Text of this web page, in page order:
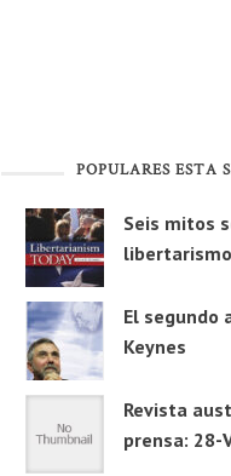
POPULARES ESTA
Seis mitos
libertarismo
El segundo
Keynes
Revista
prensa: 28-